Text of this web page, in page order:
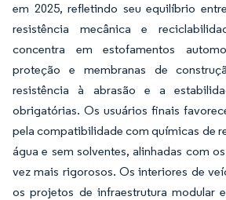
em 2025, refletindo seu equilíbrio
resistência mecânica e
concentra em estofamentos
proteção e membranas de
resistência à abrasão e a
obrigatórias. Os usuários finais
pela compatibilidade com químicas de
água e sem solventes, alinhadas com
vez mais rigorosos. Os interiores de
os projetos de infraestrutura modular